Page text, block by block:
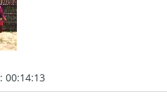
: 00:14:13